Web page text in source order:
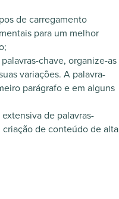
de carregamento
para um melhor
chave, organize-as
variações. A palavra-
parágrafo e em alguns
de palavras-
de conteúdo de alta